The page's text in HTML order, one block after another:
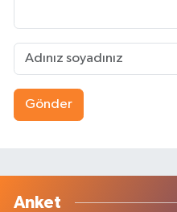
Gönder
Anket